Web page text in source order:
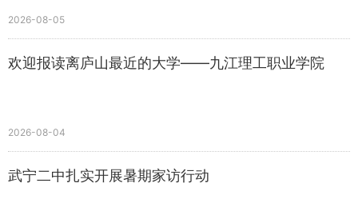
2026-08-05
欢迎报读离庐山最近的大学——九江理工职业学院
2026-08-04
武宁二中扎实开展暑期家访行动